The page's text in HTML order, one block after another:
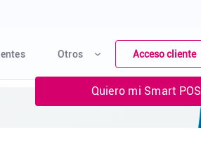
Otros Acceso cliente
Quiero mi Smart POS